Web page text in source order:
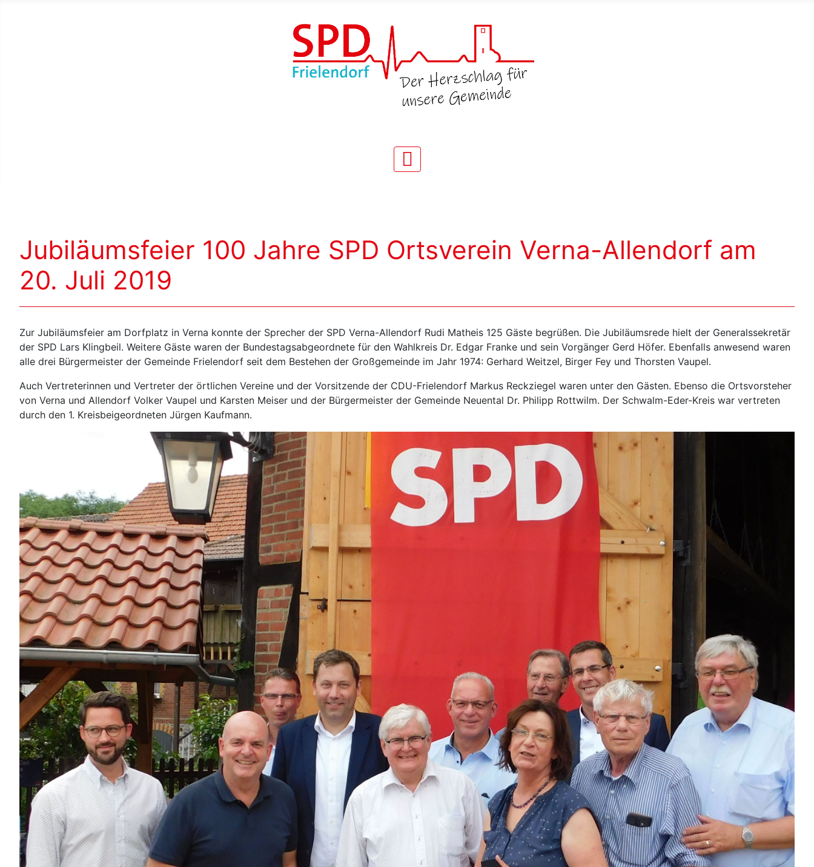
Jubiläumsfeier 100 Jahre SPD Ortsverein Verna-Allendorf am
20. Juli 2019
Zur Jubiläumsfeier am Dorfplatz in Verna konnte der Sprecher der SPD Verna-Allendorf Rudi Matheis 125 Gäste begrüßen. Die Jubiläumsrede hielt der Generalssekretär
der SPD Lars Klingbeil. Weitere Gäste waren der Bundestagsabgeordnete für den Wahlkreis Dr. Edgar Franke und sein Vorgänger Gerd Höfer. Ebenfalls anwesend waren
alle drei Bürgermeister der Gemeinde Frielendorf seit dem Bestehen der Großgemeinde im Jahr 1974: Gerhard Weitzel, Birger Fey und Thorsten Vaupel.
Auch Vertreterinnen und Vertreter der örtlichen Vereine und der Vorsitzende der CDU-Frielendorf Markus Reckziegel waren unter den Gästen. Ebenso die Ortsvorsteher
von Verna und Allendorf Volker Vaupel und Karsten Meiser und der Bürgermeister der Gemeinde Neuental Dr. Philipp Rottwilm. Der Schwalm-Eder-Kreis war vertreten
durch den 1. Kreisbeigeordneten Jürgen Kaufmann.